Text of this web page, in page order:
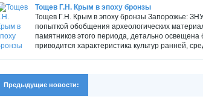
Тощев Г.Н. Крым в эпоху бронзы
Тощев Г.Н. Крым в эпоху бронзы Запорожье:
попыткой обобщения археологических
памятников этого периода, детально
приводится характеристика культур ранней,
Предыдущие новости: